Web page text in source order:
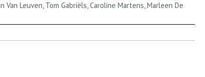
Van Leuven, Tom Gabriëls, Caroline Martens, Marleen De